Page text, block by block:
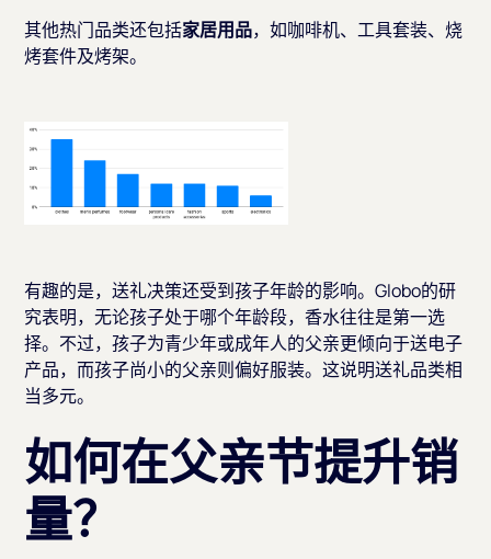
其他热门品类还包括家居用品，如咖啡机、工具套装、烧
烤套件及烤架。
有趣的是，送礼决策还受到孩子年龄的影响。Globo的研
究表明，无论孩子处于哪个年龄段，香水往往是第一选
择。不过，孩子为青少年或成年人的父亲更倾向于送电子
产品，而孩子尚小的父亲则偏好服装。这说明送礼品类相
当多元。
如何在父亲节提升销
量？